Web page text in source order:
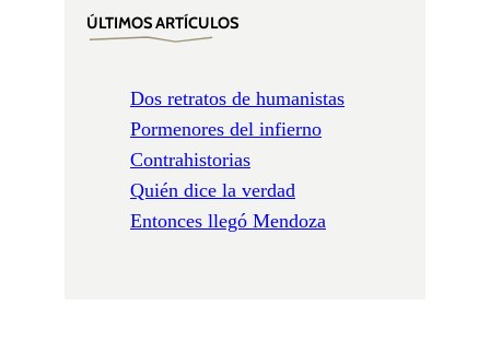
ÚLTIMOS ARTÍCULOS
Dos retratos de humanistas
Pormenores del infierno
Contrahistorias
Quién dice la verdad
Entonces llegó Mendoza